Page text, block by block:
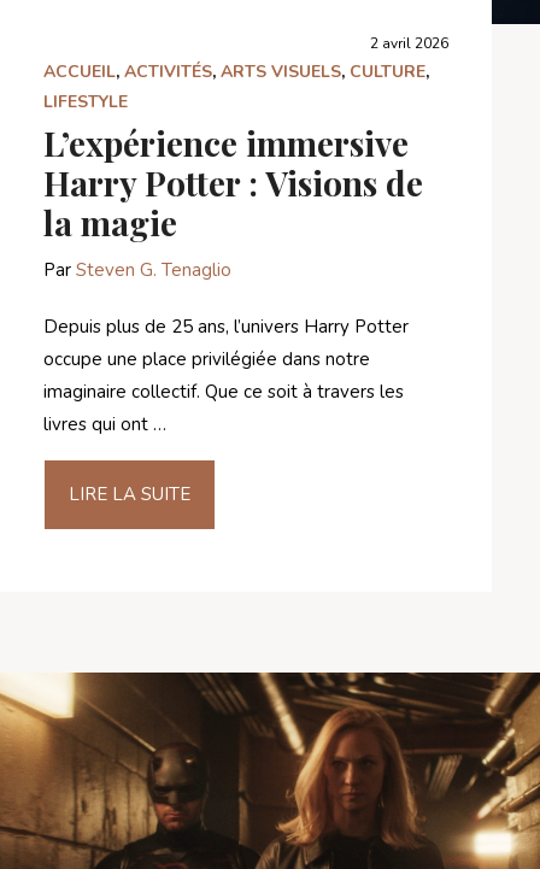
2 avril 2026
ACCUEIL, ACTIVITÉS, ARTS VISUELS, CULTURE,
LIFESTYLE
L’expérience immersive
Harry Potter : Visions de
la magie
Par Steven G. Tenaglio
Depuis plus de 25 ans, l’univers Harry Potter
occupe une place privilégiée dans notre
imaginaire collectif. Que ce soit à travers les
livres qui ont …
LIRE LA SUITE